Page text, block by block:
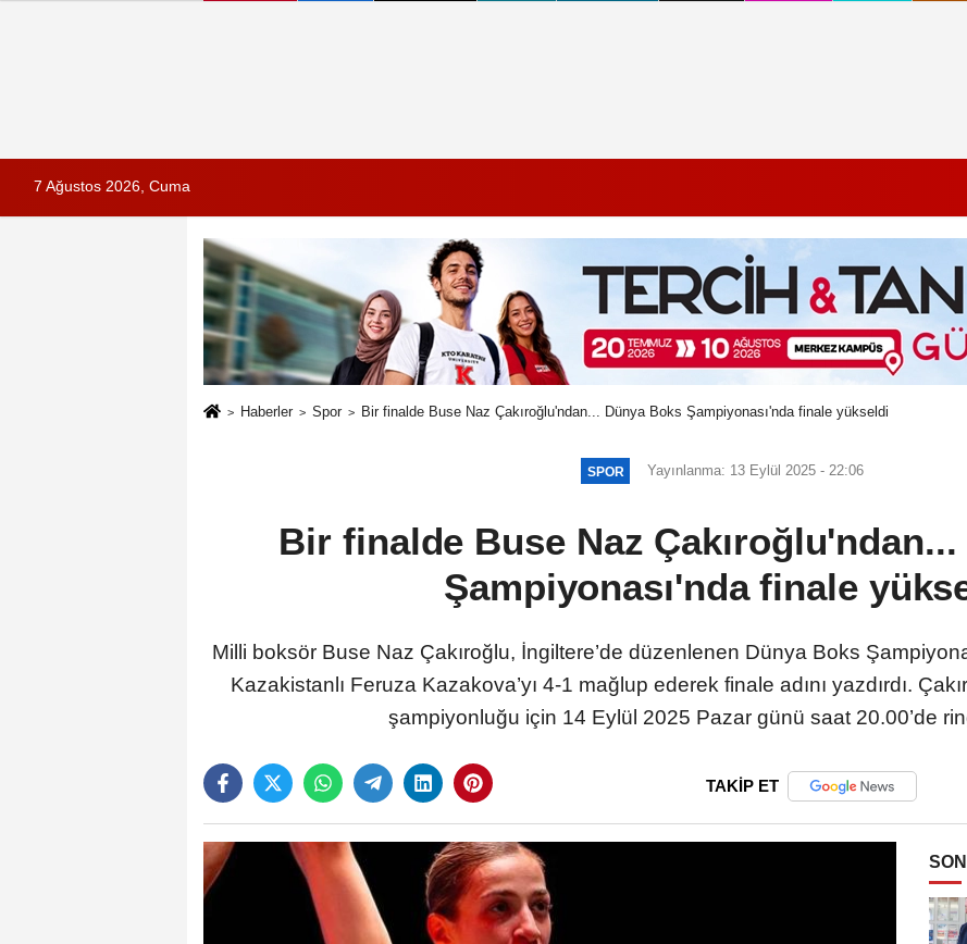
7 Ağustos 2026, Cuma
Haberler Spor Bir finalde Buse Naz Çakıroğlu'ndan... Dünya Boks Şampiyonası'nda finale yükseldi
SPOR Yayınlanma: 13 Eylül 2025 - 22:06
Bir finalde Buse Naz
Şampiyonası'nda finale
Milli boksör Buse Naz Çakıroğlu, İngiltere’de düzenlenen Dünya Boks
Kazakistanlı Feruza Kazakova’yı 4-1 mağlup ederek finale adını yazdırdı.
şampiyonluğu için 14 Eylül 2025 Pazar günü saat 20.00’de
TAKİP ET